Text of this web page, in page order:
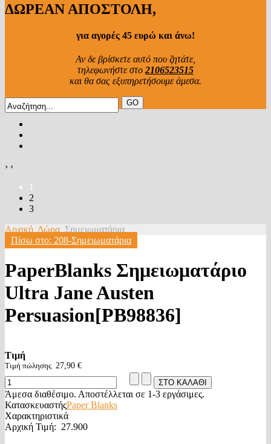
ΔΩΡΕΑΝ ΑΠΟΣΤΟΛΗ,
για αγορές 45 ευρώ και άνω!
Αν δε βρίσκετε αυτό που ζητάτε,
τηλεφωνήστε στο2106523515
και θα σας εξυπηρετήσουμε άμεσα.
› ‹
1
2
3
Αρχική Δώρα Σημειωματάρια
Πίσω στο: 208-Σημειωματάρια
PaperBlanks Σημειωματάριο
Ultra Jane Austen
Persuasion[PB98836]
Τιμή
Τιμή πώλησης 27,90 €
Άμεσα διαθέσιμο. Αποστέλλεται σε 1-3 εργάσιμες.
ΚατασκευαστήςPaper Blanks
Χαρακτηριστικά
Αρχική Τιμή: 27.900